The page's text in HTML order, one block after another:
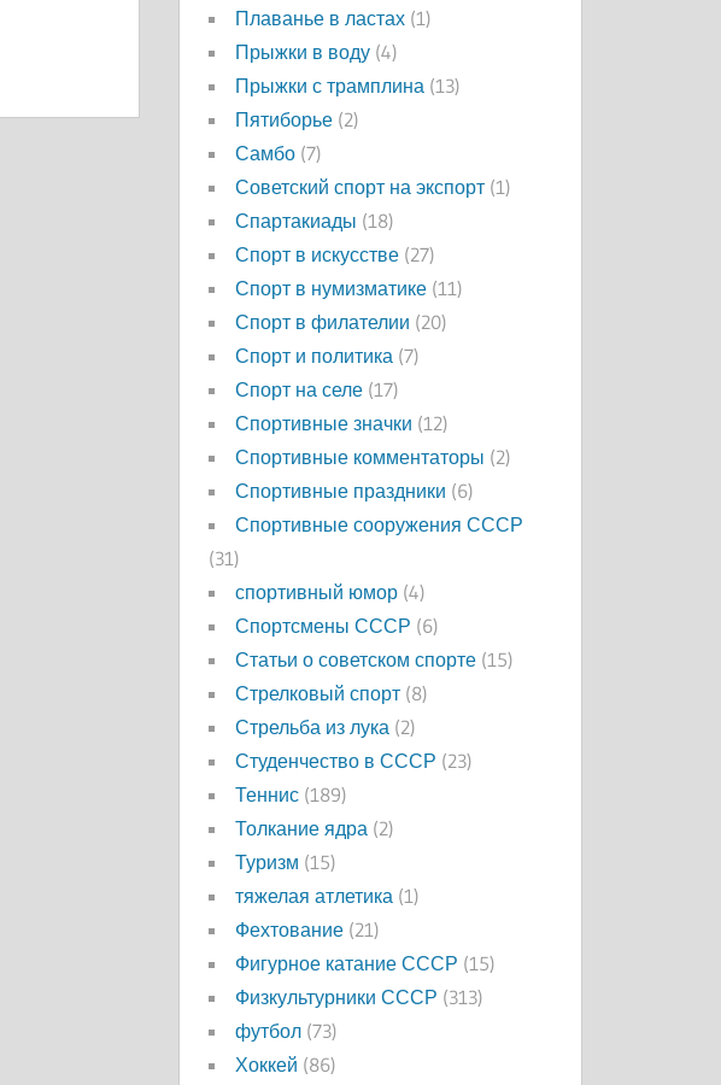
Плаванье в ластах (1)
Прыжки в воду (4)
Прыжки с трамплина (13)
Пятиборье (2)
Самбо (7)
Советский спорт на экспорт (1)
Спартакиады (18)
Спорт в искусстве (27)
Спорт в нумизматике (11)
Спорт в филателии (20)
Спорт и политика (7)
Спорт на селе (17)
Спортивные значки (12)
Спортивные комментаторы (2)
Спортивные праздники (6)
Спортивные сооружения СССР
(31)
спортивный юмор (4)
Спортсмены СССР (6)
Статьи о советском спорте (15)
Стрелковый спорт (8)
Стрельба из лука (2)
Студенчество в СССР (23)
Теннис (189)
Толкание ядра (2)
Туризм (15)
тяжелая атлетика (1)
Фехтование (21)
Фигурное катание СССР (15)
Физкультурники СССР (313)
футбол (73)
Хоккей (86)